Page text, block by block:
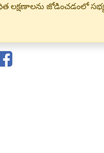
లక్షణాలను జోడించడంలో